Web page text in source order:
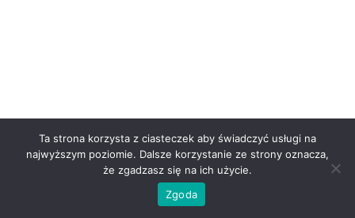
Ta strona korzysta z ciasteczek aby świadczyć usługi na
najwyższym poziomie. Dalsze korzystanie ze strony oznacza,
że zgadzasz się na ich użycie.
Zgoda